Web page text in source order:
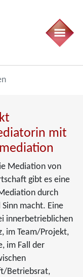
mit
Mediation von
gibt es eine
durch
macht. Eine
innerbetrieblichen
im Team/Projekt,
im Fall der
Betriebsrat,